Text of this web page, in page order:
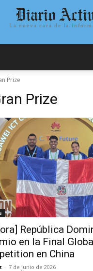
Diario
La nueva cara de la
Prize
Prize
República
en la Final
en China
- 7 de junio de 2026